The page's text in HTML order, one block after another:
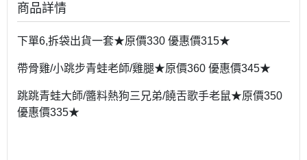
商品詳情
下單6,拆袋出貨一套★原價330 優惠價315★
帶骨雞/小跳步青蛙老師/雞腿★原價360 優惠價345★
跳跳青蛙大師/醬料熱狗三兄弟/饒舌歌手老鼠★原價350
優惠價335★